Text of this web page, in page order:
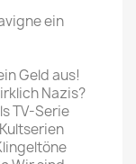
ein
Geld aus!
Nazis?
TV-Serie